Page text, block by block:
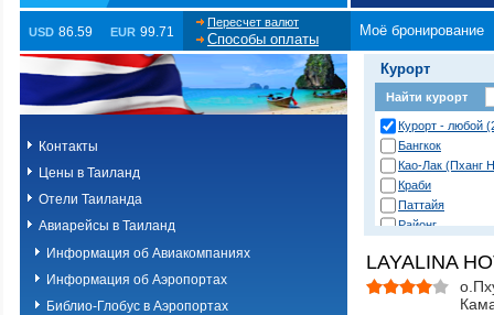
USD 86.59 EUR 99.71
Пересчет валют
Способы оплаты
Моё бронирование
Контакты
Цены в Таиланд
Отели Таиланда
Авиарейсы в Таиланд
Информация об Авиакомпаниях
Информация об Аэропортах
Библио-Глобус в Аэропортах
Курорт
Найти курорт
Курорт - любой
Бангкок
Као-Лак (Пханг
Краби
Паттайя
Районг
о. Пханган
о.Ланта
LAYALINA